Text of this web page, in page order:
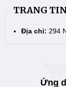
TRANG
Địa chỉ: 294
Ứng